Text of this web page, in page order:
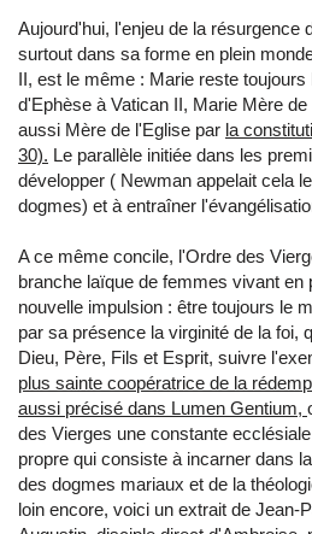
Aujourd'hui, l'enjeu de la résurgence
surtout dans sa forme en plein
II, est le même : Marie reste
d'Ephèse à Vatican II, Marie Mère
aussi Mère de l'Eglise par la
30). Le parallèle initiée dans les
développer ( Newman appelait cela
dogmes) et à entraîner
A ce même concile, l'Ordre des
branche laïque de femmes vivant en
nouvelle impulsion : être toujours le
par sa présence la virginité de la foi,
Dieu, Père, Fils et Esprit, suivre
plus sainte coopératrice de la
aussi précisé dans Lumen Gentium,
des Vierges une constante
propre qui consiste à incarner dans
des dogmes mariaux et de la
loin encore, voici un extrait de Jean-